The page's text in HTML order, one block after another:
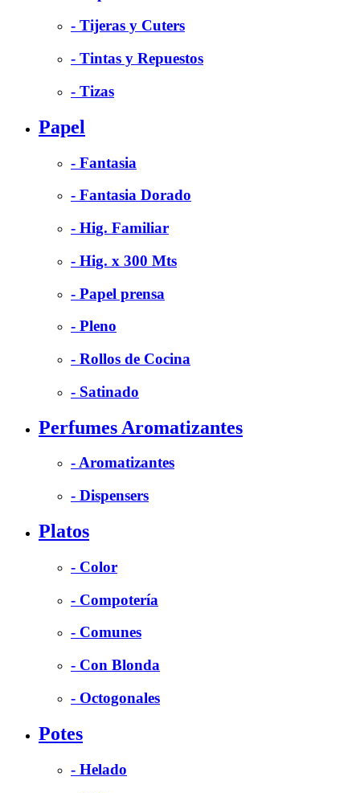
- Tijeras y Cuters
- Tintas y Repuestos
- Tizas
Papel
- Fantasia
- Fantasia Dorado
- Hig. Familiar
- Hig. x 300 Mts
- Papel prensa
- Pleno
- Rollos de Cocina
- Satinado
Perfumes Aromatizantes
- Aromatizantes
- Dispensers
Platos
- Color
- Compotería
- Comunes
- Con Blonda
- Octogonales
Potes
- Helado